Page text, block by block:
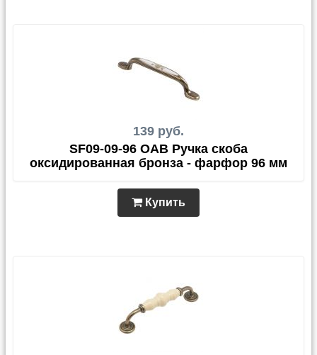
139 руб.
SF09-09-96 OAB Ручка скоба
оксидированная бронза - фарфор 96 мм
Купить